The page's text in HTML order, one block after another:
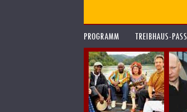
PROGRAMM TREIBHAUS-PASS